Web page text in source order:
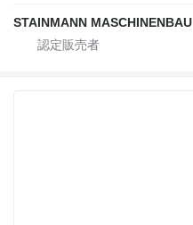
STAINMANN MASCHINENBAU